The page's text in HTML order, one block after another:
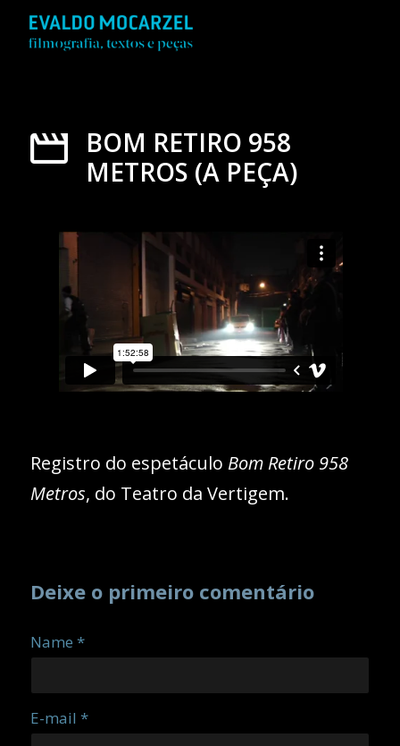
BOM RETIRO 958
METROS (A PEÇA)
Registro do espetáculo Bom Retiro 958
Metros, do Teatro da Vertigem.
Deixe o primeiro comentário
Name *
E-mail *